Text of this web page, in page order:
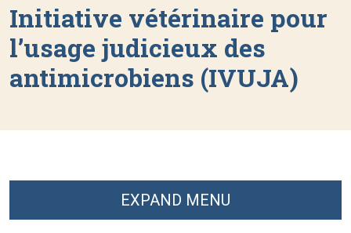
Initiative vétérinaire pour
l’usage judicieux des
antimicrobiens (IVUJA)
EXPAND MENU